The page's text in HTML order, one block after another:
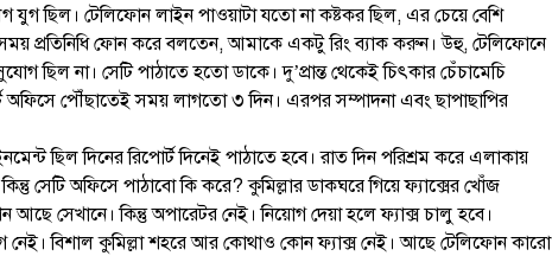
যুগ ছিল। টেলিফোন লাইন পাওয়াটা যতো না কষ্টকর ছিল, এর চেয়ে বেশি
প্রতিনিধি ফোন করে বলতেন, আমাকে একটু রিং ব্যাক করুন। উহু, টেলিফোনে
ছিল না। সেটি পাঠাতে হতো ডাকে। দু’প্রান্ত থেকেই চিৎকার চেঁচামেচি
পৌঁছাতেই সময় লাগতো ৩ দিন। এরপর সম্পাদনা এবং ছাপাছাপির
ছিল দিনের রিপোর্ট দিনেই পাঠাতে হবে। রাত দিন পরিশ্রম করে এলাকায়
সেটি অফিসে পাঠাবো কি করে? কুমিল্লার ডাকঘরে গিয়ে ফ্যাক্সের খোঁজ
সেখানে। কিন্তু অপারেটর নেই। নিয়োগ দেয়া হলে ফ্যাক্স চালু হবে।
বিশাল কুমিল্লা শহরে আর কোথাও কোন ফ্যাক্স নেই। আছে টেলিফোন কারো